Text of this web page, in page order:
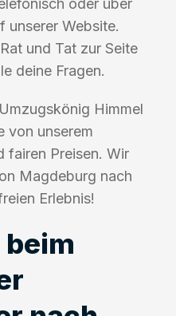
oder über
unserer Website.
und Tat zur Seite
deine Fragen.
Himmel
von unserem
fairen Preisen. Wir
Magdeburg nach
Erlebnis!
beim